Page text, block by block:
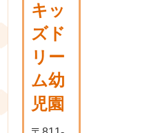
キッ
ズド
リー
ム幼
児園